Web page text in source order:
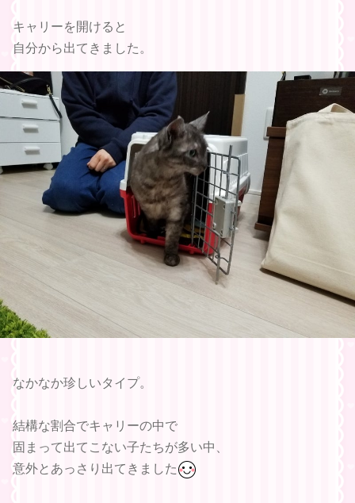
キャリーを開けると
自分から出てきました。
なかなか珍しいタイプ。
結構な割合でキャリーの中で
固まって出てこない子たちが多い中、
意外とあっさり出てきました